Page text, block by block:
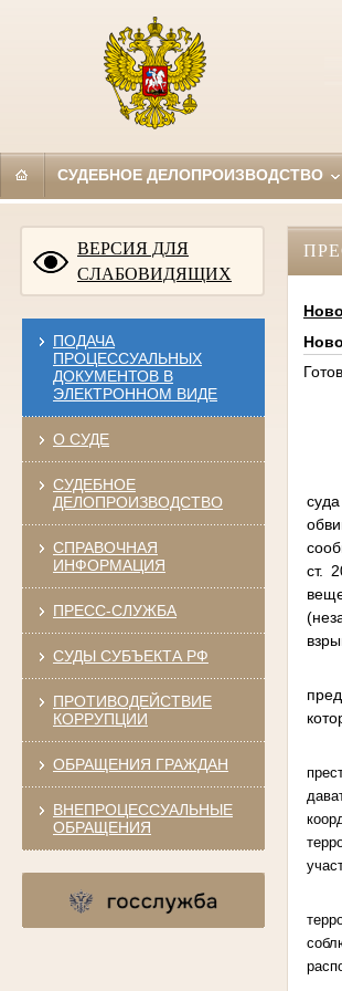
СУДЕБНОЕ ДЕЛОПРОИЗВОДСТВО
ВЕРСИЯ ДЛЯ
СЛАБОВИДЯЩИХ
ПОДАЧА
ПРОЦЕССУАЛЬНЫХ
ДОКУМЕНТОВ В
ЭЛЕКТРОННОМ ВИДЕ
О СУДЕ
СУДЕБНОЕ
ДЕЛОПРОИЗВОДСТВО
СПРАВОЧНАЯ
ИНФОРМАЦИЯ
ПРЕСС-СЛУЖБА
СУДЫ СУБЪЕКТА РФ
ПРОТИВОДЕЙСТВИЕ
КОРРУПЦИИ
ОБРАЩЕНИЯ ГРАЖДАН
ВНЕПРОЦЕССУАЛЬНЫЕ
ОБРАЩЕНИЯ
ст.